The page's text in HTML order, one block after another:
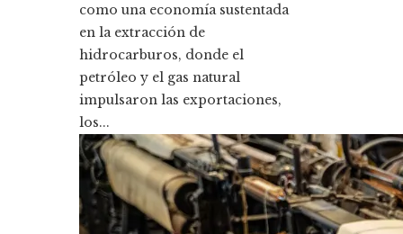
como una economía sustentada
en la extracción de
hidrocarburos, donde el
petróleo y el gas natural
impulsaron las exportaciones,
los...